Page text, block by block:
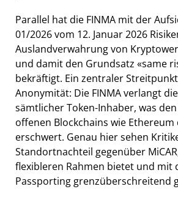
Parallel hat die FINMA mit der
01/2026 vom 12. Januar 2026
Auslandverwahrung von
und damit den Grundsatz «same
bekräftigt. Ein zentraler
Anonymität: Die FINMA verlangt
sämtlicher Token-Inhaber, was
offenen Blockchains wie Ethereum
erschwert. Genau hier sehen
Standortnachteil gegenüber
flexibleren Rahmen bietet und mit
Passporting grenzüberschreitend